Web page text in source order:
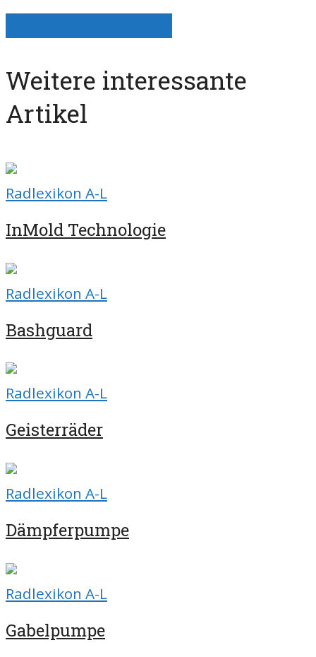
Weitere interessante
Artikel
Radlexikon A-L
InMold Technologie
Radlexikon A-L
Bashguard
Radlexikon A-L
Geisterräder
Radlexikon A-L
Dämpferpumpe
Radlexikon A-L
Gabelpumpe